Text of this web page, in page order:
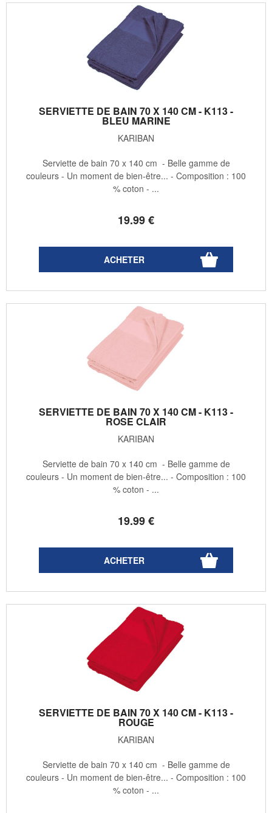
SERVIETTE DE BAIN 70 X 140 CM - K113 -
BLEU MARINE
KARIBAN
19.99€
Serviette de bain 70 x 140 cm - Belle gamme de
couleurs - Un moment de bien-être... - Composition : 100
% coton - ...
SERVIETTE DE BAIN 70 X 140 CM - K113 -
ROSE CLAIR
KARIBAN
19.99€
Serviette de bain 70 x 140 cm - Belle gamme de
couleurs - Un moment de bien-être... - Composition : 100
% coton - ...
SERVIETTE DE BAIN 70 X 140 CM - K113 -
ROUGE
KARIBAN
Serviette de bain 70 x 140 cm - Belle gamme de
couleurs - Un moment de bien-être... - Composition : 100
% coton - ...